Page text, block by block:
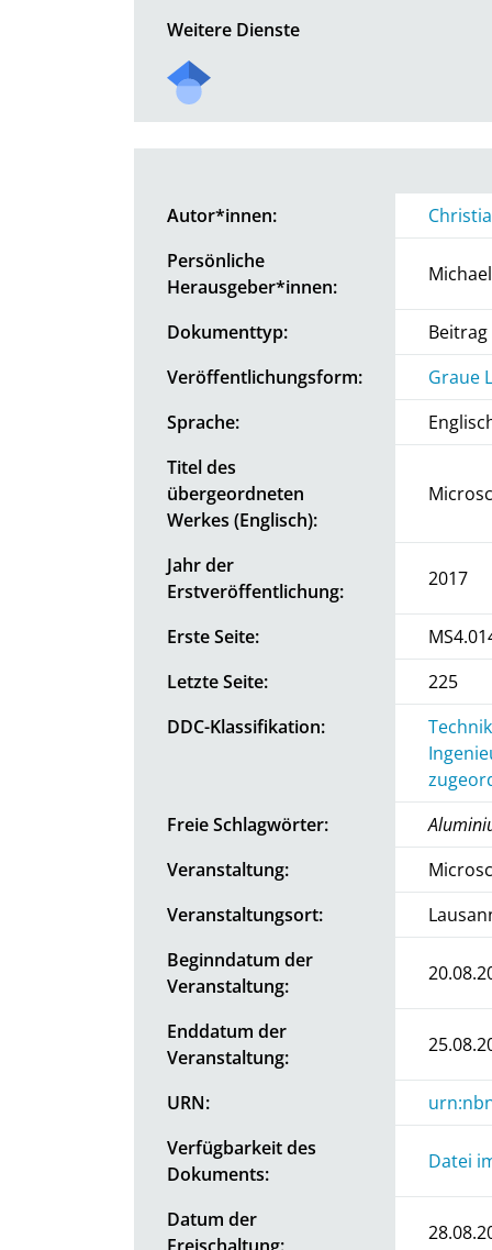
Weitere Dienste
Autor*innen:
Persönliche
Herausgeber*innen:
Dokumenttyp:
Veröffentlichungsform:
Graue
Sprache:
Titel des
übergeordneten
Werkes (Englisch):
Jahr der
Erstveröffentlichung:
2017
Erste Seite:
Letzte Seite:
225
DDC-Klassifikation:
Freie Schlagwörter:
Veranstaltung:
Veranstaltungsort:
Beginndatum der
Veranstaltung:
Enddatum der
Veranstaltung:
URN:
Verfügbarkeit des
Dokuments:
Datei
Datum der